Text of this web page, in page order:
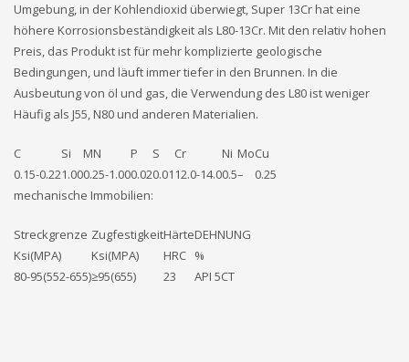
Umgebung, in der Kohlendioxid überwiegt, Super 13Cr hat eine
höhere Korrosionsbeständigkeit als L80-13Cr. Mit den relativ hohen
Preis, das Produkt ist für mehr komplizierte geologische
Bedingungen, und läuft immer tiefer in den Brunnen. In die
Ausbeutung von öl und gas, die Verwendung des L80 ist weniger
Häufig als J55, N80 und anderen Materialien.
C Si MN P S Cr Ni MoCu
0.15-0.221.000.25-1.000.020.0112.0-14.00.5–
0.25
mechanische Immobilien:
Streckgrenze ZugfestigkeitHärteDEHNUNG
Ksi(MPA)
Ksi(MPA) HRC %
80-95(552-655)≥95(655) 23 API 5CT